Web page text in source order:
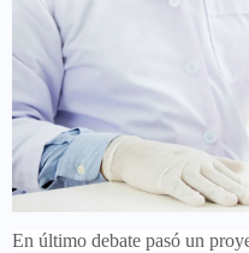
En último debate pasó un